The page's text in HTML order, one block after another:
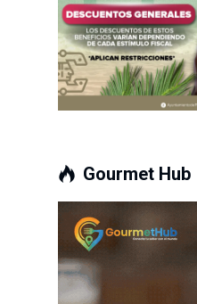
Gourmet Hub